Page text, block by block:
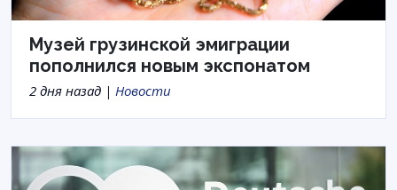
Музей грузинской эмиграции
пополнился новым экспонатом
2 дня назад | Новости